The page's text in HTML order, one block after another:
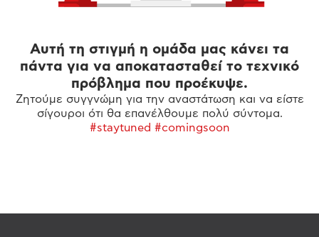
Αυτή τη στιγμή η ομάδα μας κάνει τα
πάντα για να αποκατασταθεί το τεχνικό
πρόβλημα που προέκυψε.
Ζητούμε συγγνώμη για την αναστάτωση και να είστε
σίγουροι ότι θα επανέλθουμε πολύ σύντομα.
#staytuned #comingsoon